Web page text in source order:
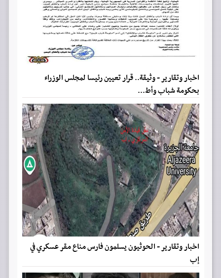
اخبار وتقارير - وثيقة.. قرار تعيين رئيسا لمجلس الوزراء
بحكومة شباب وأط...
اخبار وتقارير - الحوثيون يسلمون فارس مناع مقر عسكري في
إب